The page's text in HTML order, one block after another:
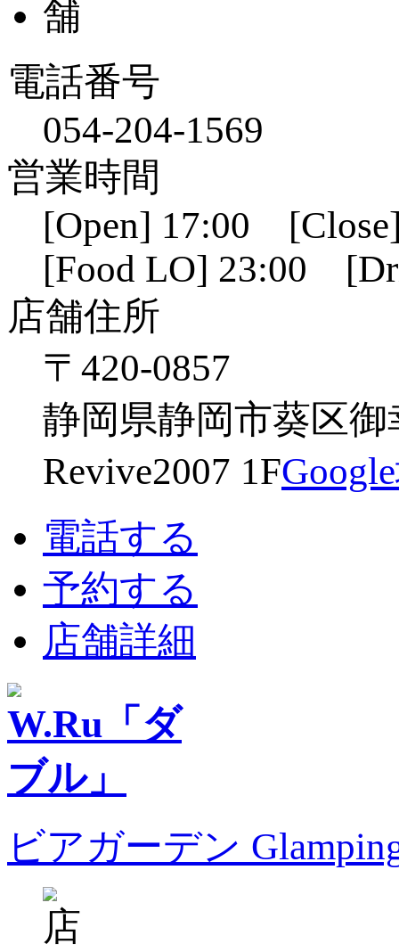
電話番号
054-204-1569
営業時間
[Open] 17:00
[Food LO] 23:00
店舗住所
〒420-0857
静岡県静岡市葵区御
Revive2007 1F
電話する
予約する
店舗詳細
ビアガーデン